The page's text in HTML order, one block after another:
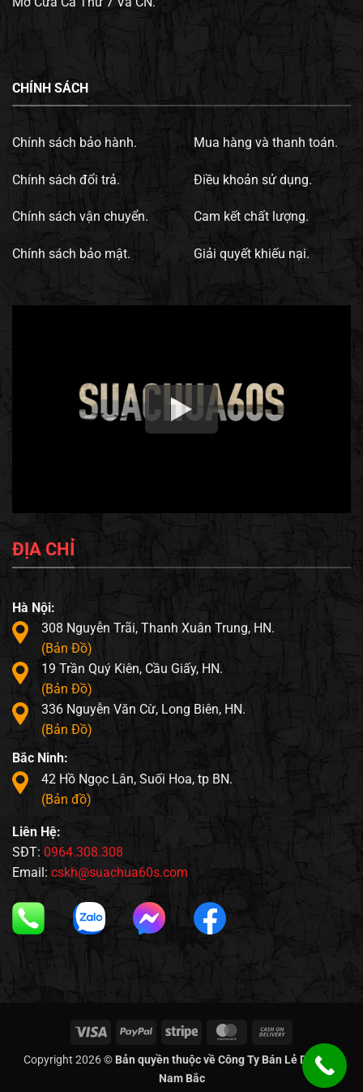
CHÍNH SÁCH
Chính sách bảo hành.
Chính sách đổi trả.
Chính sách vận chuyển.
Chính sách bảo mật.
Mua hàng và thanh toán.
Điều khoản sử dụng.
Cam kết chất lượng.
Giải quyết khiếu nại.
ĐỊA CHỈ
Hà Nội:
308 Nguyễn Trãi, Thanh Xuân Trung, HN.
(Bản Đồ)
19 Trần Quý Kiên, Cầu Giấy, HN.
(Bản Đồ)
336 Nguyễn Văn Cừ, Long Biên, HN.
(Bản Đồ)
Bắc Ninh:
42 Hồ Ngọc Lân, Suối Hoa, tp BN.
(Bản đồ)
Liên Hệ:
SĐT: 0964.308.308
Email: cskh@suachua60s.com
Visa PayPal Stripe MasterCard
Delivery
Copyright 2026 © Bản quyền thuộc về Công Ty Bán Lẻ Di Động
Nam Bắc